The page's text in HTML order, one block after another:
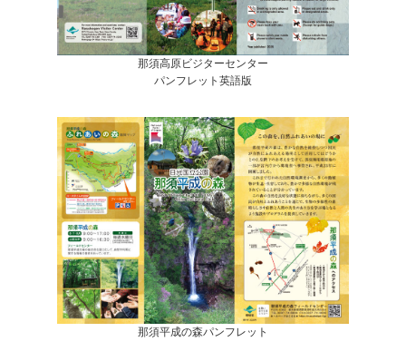
那須高原ビジターセンター
パンフレット英語版
那須平成の森パンフレット